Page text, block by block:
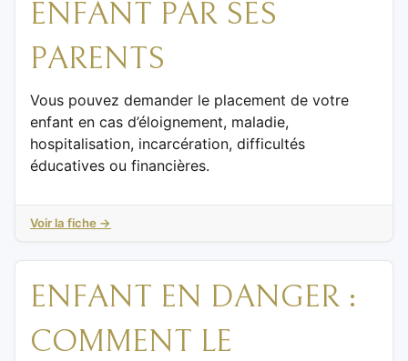
ENFANT PAR SES
PARENTS
Vous pouvez demander le placement de votre
enfant en cas d’éloignement, maladie,
hospitalisation, incarcération, difficultés
éducatives ou financières.
Voir la fiche →
ENFANT EN DANGER :
COMMENT LE